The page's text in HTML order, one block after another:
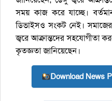
সময় কাজ করে যাচ্ছে।
ডিভাইসও সংকট নেই। সমাজের
জ্বরে আক্রান্তদের সহযোগীতা
কৃতজ্ঞতা জানিয়েছেন।
Download News